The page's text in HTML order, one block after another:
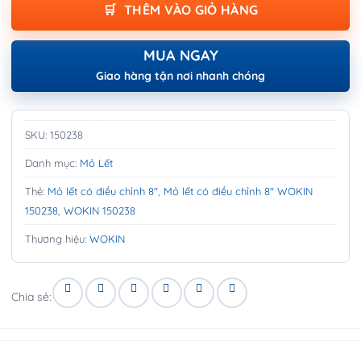
THÊM VÀO GIỎ HÀNG
MUA NGAY
Giao hàng tận nơi nhanh chóng
SKU: 150238
Danh mục: Mỏ Lết
Thẻ: Mỏ lết có điều chỉnh 8" Mỏ lết có điều chỉnh 8" WOKIN
150238 WOKIN 150238
Thương hiệu: WOKIN
Chia sẻ: